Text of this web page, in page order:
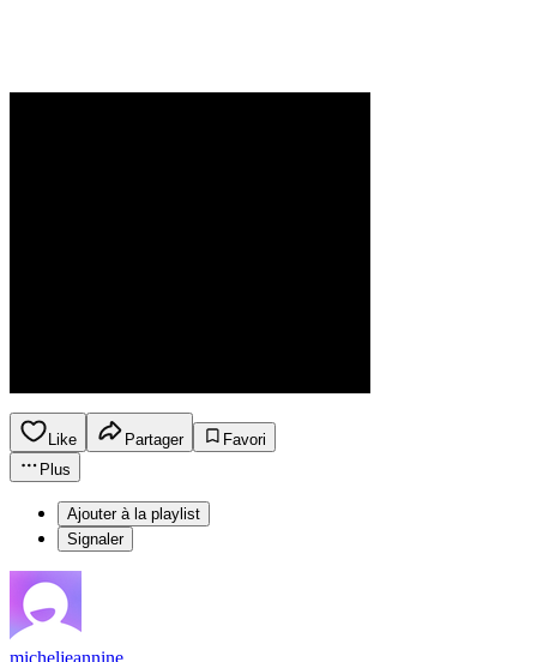
Like Partager
Favori
Plus
Ajouter à la playlist
Signaler
micheljeannine